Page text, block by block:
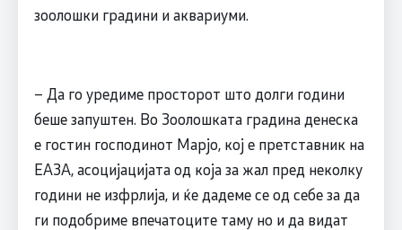
зоолошки градини и аквариуми.
– Да го уредиме просторот што долги години
беше запуштен. Во Зоолошката градина денеска
е гостин господинот Марјо, кој е претставник на
ЕАЗА, асоцијацијата од која за жал пред неколку
години не изфрлија, и ќе дадеме се од себе за да
ги подобриме впечатоците таму но и да видат